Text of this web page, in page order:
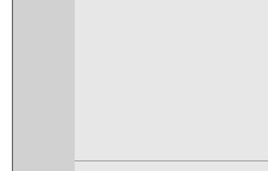
PLZ-
PLZ-